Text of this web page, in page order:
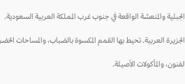
والمنعشة الواقعة في جنوب غرب المملكة العربية السعودية.
العربية. تحيط بها القمم المكسوة بالضباب، والمساحات
والمأكولات الأصيلة.